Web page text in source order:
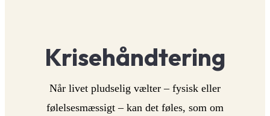
Krisehåndtering
Når livet pludselig vælter – fysisk eller
følelsesmæssigt – kan det føles, som om